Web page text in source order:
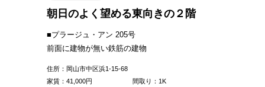
朝日のよく望める東向きの２階
■プラージュ・アン 205号
前面に建物が無い鉄筋の建物
住所：岡山市中区浜1-15-68
家賃： 41,000円
間取り：1K